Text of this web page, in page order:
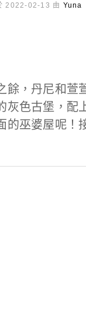
2022-02-13 由 Yuna
餘，丹尼和萱
灰色古堡，配
的巫婆屋呢！